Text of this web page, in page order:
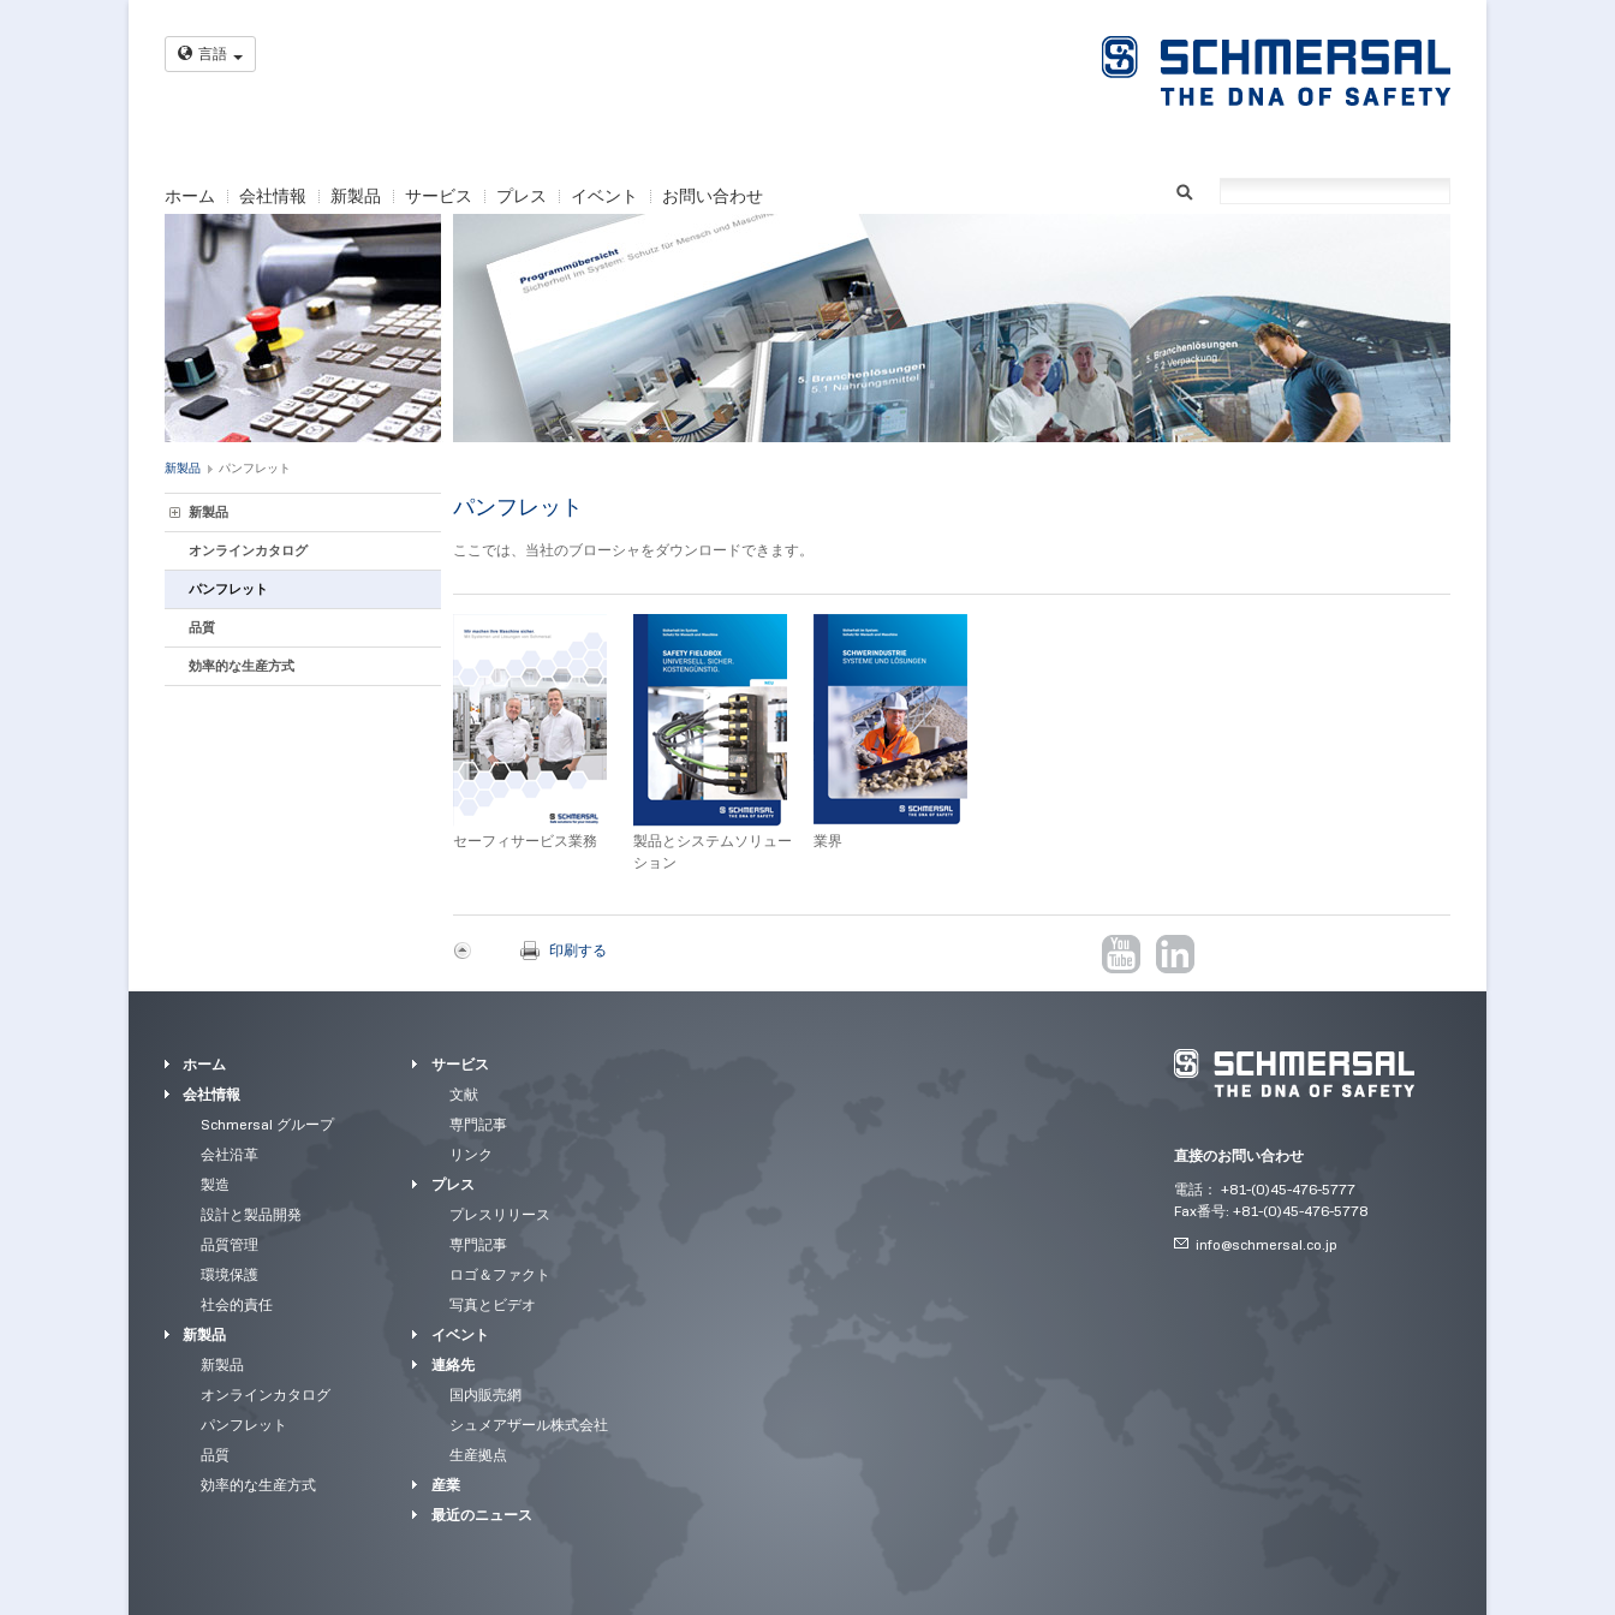
言語
ホーム 会社情報 新製品 サービス プレス イベント お問い合わせ
新製品 パンフレット
新製品
オンラインカタログ
パンフレット
品質
効率的な生産方式
パンフレット
ここでは、当社のブローシャをダウンロードできます。
セーフィサービス業務
製品とシステムソリュー
ション
業界
印刷する
ホーム
会社情報
Schmersal グループ
会社沿革
製造
設計と製品開発
品質管理
環境保護
社会的責任
新製品
新製品
オンラインカタログ
パンフレット
品質
効率的な生産方式
サービス
文献
専門記事
リンク
プレス
プレスリリース
専門記事
ロゴ＆ファクト
写真とビデオ
イベント
連絡先
国内販売網
シュメアザール株式会社
生産拠点
産業
最近のニュース
直接のお問い合わせ
電話： +81-(0)45-476-5777
Fax番号: +81-(0)45-476-5778
info@schmersal.co.jp